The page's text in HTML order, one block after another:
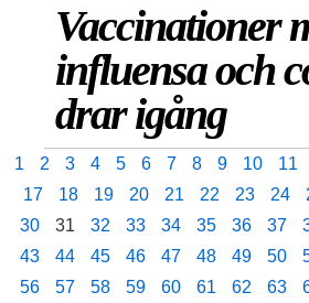
Vaccinationer
influensa och
drar igång
1 2 3 4 5 6 7 8 9 10 11
17
18 19 20 21 22 23 24
30
31 32 33 34 35 36 37
43
44 45 46 47 48 49 50
56
57 58 59 60 61 62 63